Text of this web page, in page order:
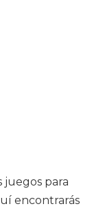
juegos para
encontrarás